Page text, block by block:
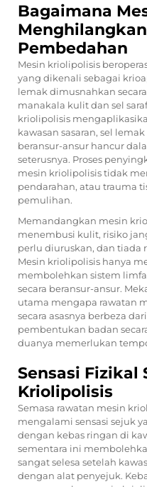
Bagaimana
Pembedahan
Mesin kriolipolisis
yang dikenali sebagai
lemak dimusnahkan
manakala kulit dan sel
kriolipolisis
kawasan sasaran, sel
beransur-ansur hancur
seterusnya. Proses
mesin kriolipolisis tidak
pendarahan, atau trauma
pemulihan.
Memandangkan mesin
menembusi kulit, risiko
perlu diuruskan, dan tiada
Mesin kriolipolisis hanya
membolehkan sistem
secara beransur-ansur.
utama mengapa rawatan
secara asasnya berbeza
pembentukan badan
duanya memerlukan
Sensasi Fizikal
Kriolipolisis
Semasa rawatan mesin
mengalami sensasi sejuk
dengan kebas ringan di
sementara ini
sangat selesa setelah
dengan alat penyejuk.